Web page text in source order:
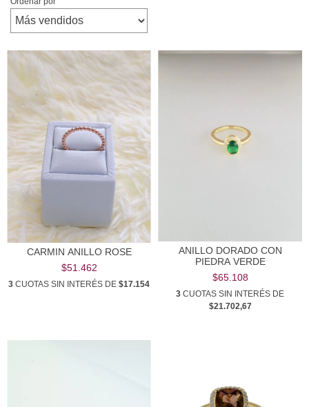
CARMIN ANILLO ROSE
$51.462
3 CUOTAS SIN INTERÉS DE $17.154
ANILLO DORADO CON
PIEDRA VERDE
$65.108
3 CUOTAS SIN INTERÉS DE
$21.702,67